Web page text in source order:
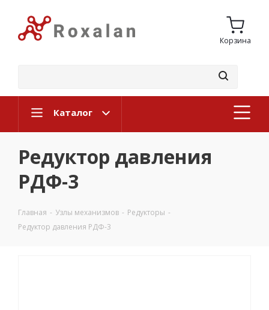
Корзина
Каталог
Редуктор давления
РДФ-3
Главная - Узлы механизмов - Редукторы -
Редуктор давления РДФ-3